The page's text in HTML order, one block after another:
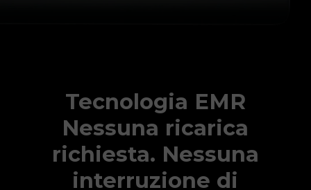
Tecnologia EMR
Nessuna ricarica
richiesta. Nessuna
interruzione di